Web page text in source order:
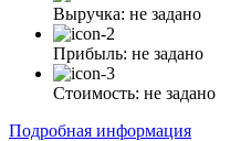
Выручка: не задано
Прибыль: не задано
Стоимость: не задано
Подробная информация